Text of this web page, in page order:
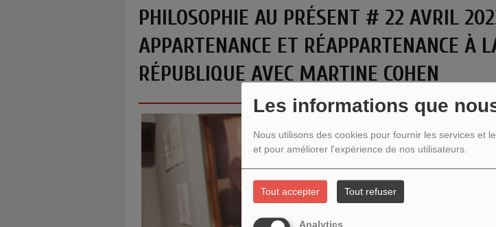
Les informations que
Nous utilisons des cookies pour fournir les services et
et pour améliorer l'expérience de nos utilisateurs.
Tout accepter Tout refuser
Analytics
PHILOSOPHIE AU PRÉSENT # 22 AVRIL
APPARTENANCE ET RÉAPPARTENANCE À
RÉPUBLIQUE AVEC MARTINE COHEN